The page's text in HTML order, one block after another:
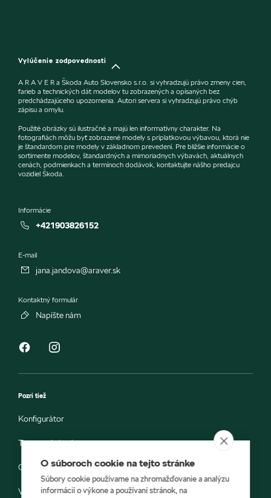
Vylúčenie zodpovednosti
A R A V E R a Škoda Auto Slovensko s.r.o. si vyhradzujú právo zmeny cien,
farieb a technických dát modelov tu zobrazených a opísaných bez
predchádzajúceho upozornenia. Autori servera si vyhradzujú právo chýb
zápisu a omylu.
Použité obrázky sú ilustračné a majú len informatívny charakter. Na
fotografiách môžu byť zobrazené modely s príplatkovou výbavou, ktorá nie
je štandardom pre modely v základnom prevedení. Pre bližšie informácie o
sortimente modelov, štandardných a mimoriadnych výbavách, aktuálnych
cenách, podmienkach a termínoch dodávok, kontaktujte nášho predajcu
vozidiel Škoda.
Informácie
+421903826152
E-mail
jana.jandova@araver.sk
Kontaktný formulár
Napíšte nám
Pozri tiež
Konfigurátor
Testovacia jazda
Objednávka do servisu
Vozidlá ihneď k odberu
O súboroch cookie na tejto stránke
Súbory cookie používame na zhromažďovanie a analýzu
informácií o výkone a používaní stránok, na